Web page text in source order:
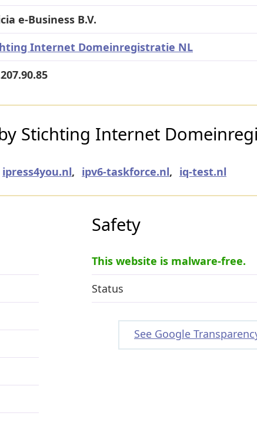
e-Business B.V.
Internet Domeinregistratie NL
Stichting Internet
ipress4you.nl, ipv6-taskforce.nl, iq-test.nl
Safety
This website is malware-free.
Status
See Google